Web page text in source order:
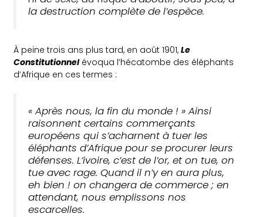
la destruction complète de l’espèce.
À peine trois ans plus tard, en août 1901,Le
Constitutionnelévoqua l’hécatombe des éléphants
d’Afrique en ces termes :
« Après nous, la fin du monde ! » Ainsi
raisonnent certains commerçants
européens qui s’acharnent à tuer les
éléphants d’Afrique pour se procurer leurs
défenses. L’ivoire, c’est de l’or, et on tue, on
tue avec rage. Quand il n’y en aura plus,
eh bien ! on changera de commerce ; en
attendant, nous emplissons nos
escarcelles.